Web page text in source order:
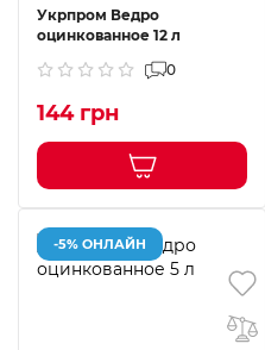
Укрпром Ведро
оцинкованное 12 л
0
144 грн
-5% ОНЛАЙН